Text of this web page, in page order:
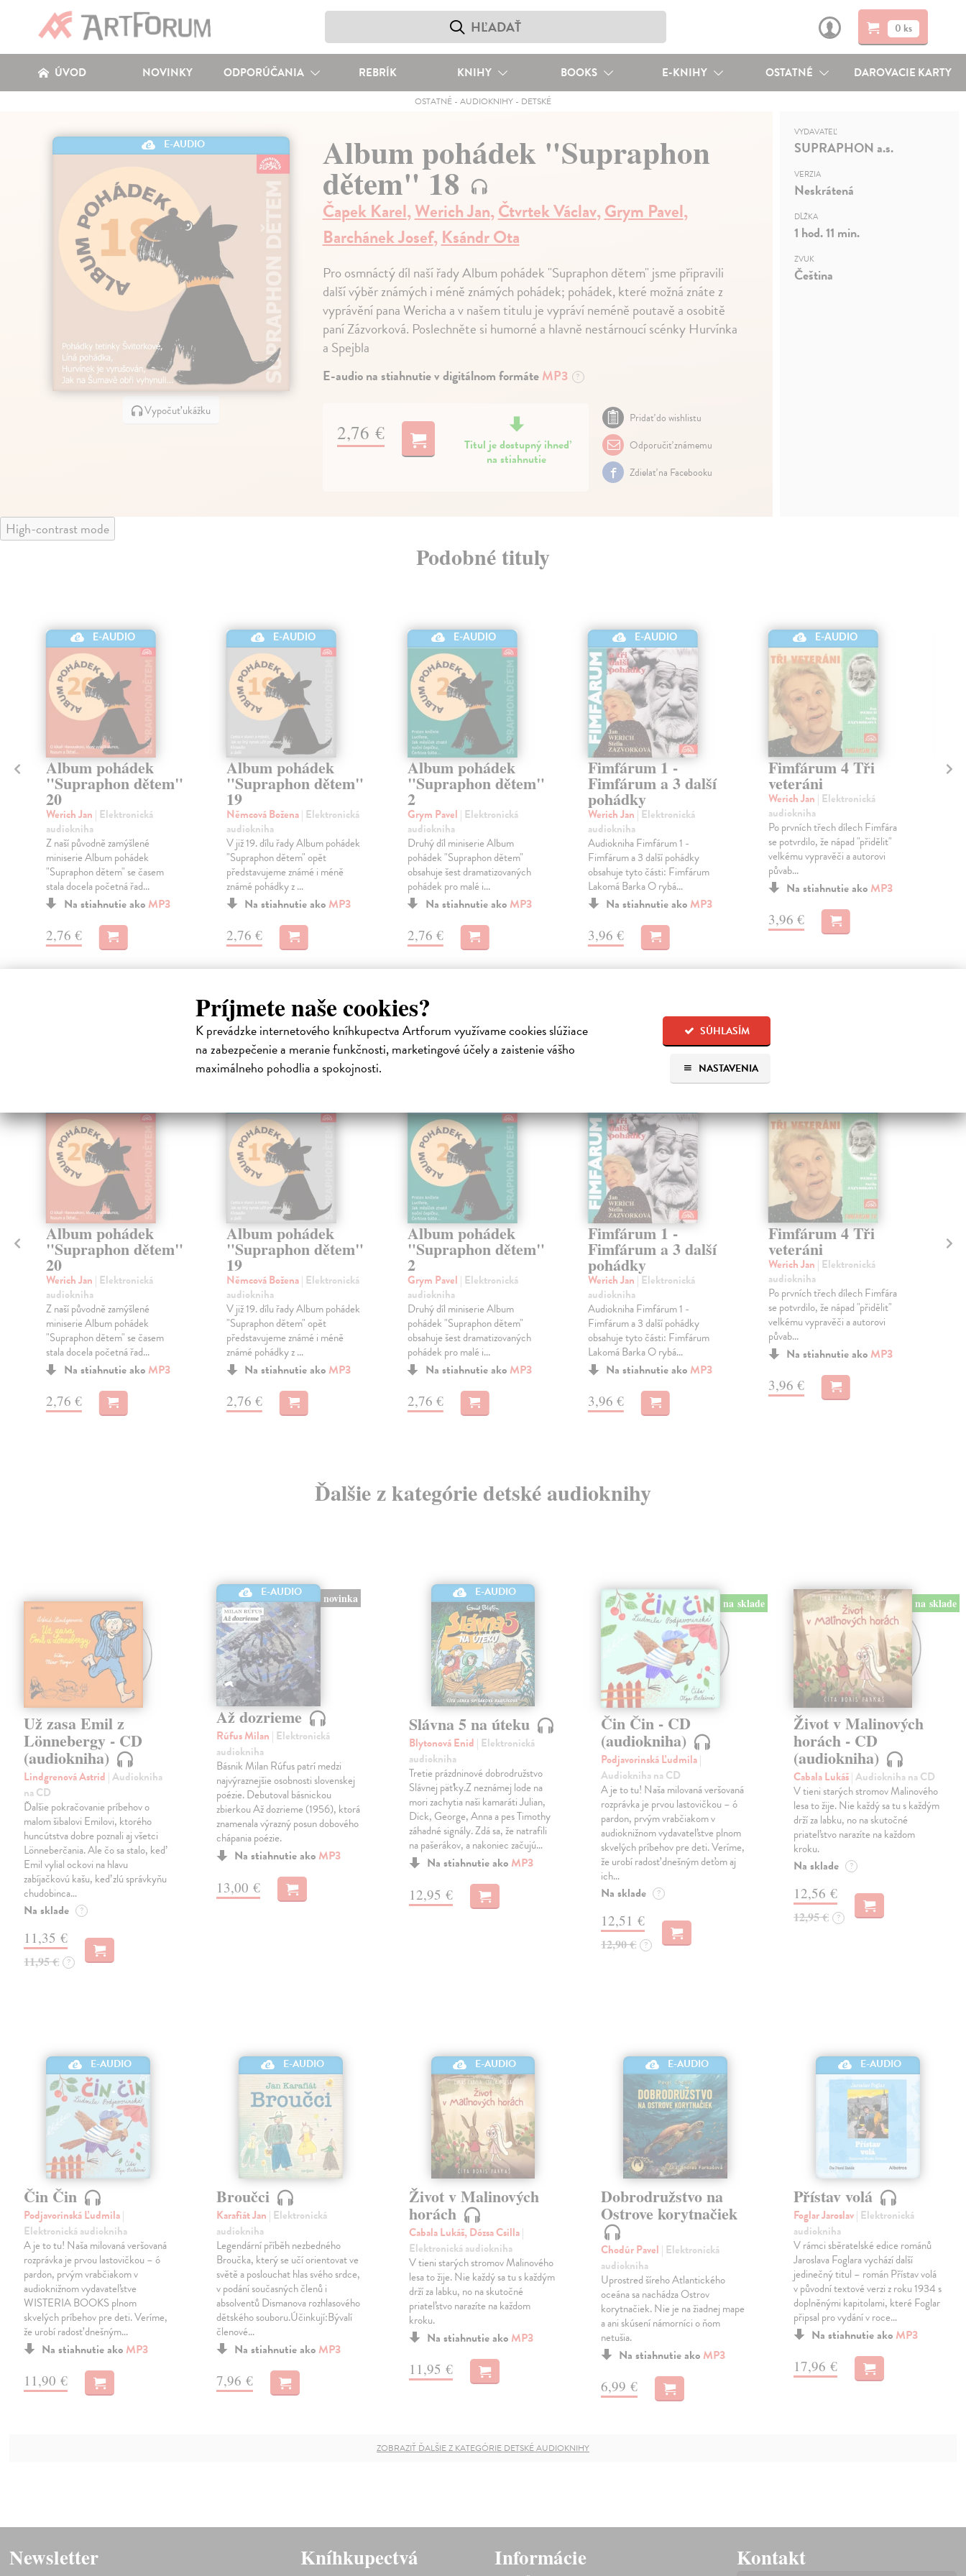
Príjmete naše cookies?
K prevádzke internetového kníhkupectva Artforum využívame cookies slúžiace
na zabezpečenie a meranie funkčnosti, marketingové účely a zaistenie vášho
maximálneho pohodlia a spokojnosti.
SÚHLASÍM
NASTAVENIA
0 ks
ÚVOD NOVINKY ODPORÚČANIA REBRÍK KNIHY BOOKS E-KNIHY OSTATNÉ DAROVACIE KARTY
OSTATNÉ- AUDIOKNIHY- DETSKÉ
E-AUDIO
Vypočuť ukážku
Album pohádek "Supraphon
dětem" 18
Čapek Karel,Werich Jan,Čtvrtek Václav,Grym Pavel,
Barchánek Josef,Ksándr Ota
Pro osmnáctý díl naší řady Album pohádek "Supraphon dětem" jsme připravili
další výběr známých i méně známých pohádek; pohádek, které možná znáte z
vyprávění pana Wericha a v našem titulu je vypráví neméně poutavě a osobitě
paní Zázvorková. Poslechněte si humorné a hlavně nestárnoucí scénky Hurvínka
a Spejbla
E-audio na stiahnutie v digitálnom formáteMP3 ?
2,76 €
Titul je dostupný ihneď
na stiahnutie
Pridať do wishlistu
Odporučiť známemu
Zdielať na Facebooku
VYDAVATEĽ
SUPRAPHON a.s.
VERZIA
Neskrátená
DĹŽKA
1 hod. 11 min.
ZVUK
Čeština
High-contrast mode
Podobné tituly
E-AUDIO
Album pohádek
"Supraphon dětem"
20
Werich Jan | Elektronická
audiokniha
Z naší původně zamýšlené
miniserie Album pohádek
"Supraphon dětem" se časem
stala docela početná řad...
Na stiahnutie ako MP3
2,76 €
E-AUDIO
Album pohádek
"Supraphon dětem"
19
Němcová Božena| Elektronická
audiokniha
V již 19. dílu řady Album pohádek
"Supraphon dětem" opět
představujeme známé i méně
známé pohádky z ...
Na stiahnutie ako MP3
2,76 €
E-AUDIO
Album pohádek
"Supraphon dětem"
2
Grym Pavel | Elektronická
audiokniha
Druhý díl miniserie Album
pohádek "Supraphon dětem"
obsahuje šest dramatizovaných
pohádek pro malé i...
Na stiahnutie ako MP3
2,76 €
E-AUDIO
Fimfárum 1 -
Fimfárum a 3 další
pohádky
Werich Jan | Elektronická
audiokniha
Audiokniha Fimfárum 1 -
Fimfárum a 3 další pohádky
obsahuje tyto části: Fimfárum
Lakomá Barka O rybá...
Na stiahnutie ako MP3
3,96 €
E-AUDIO
Fimfárum 4 Tři
veteráni
Werich Jan | Elektronická
audiokniha
Po prvních třech dílech Fimfára
se potvrdilo, že nápad "přidělit"
velkému vypravěči a autorovi
půvab...
Na stiahnutie ako MP3
3,96 €
Čitatelia s podobným vkusom si kúpili aj:
Album pohádek
"Supraphon dětem"
20
Werich Jan | Elektronická
audiokniha
Z naší původně zamýšlené
miniserie Album pohádek
"Supraphon dětem" se časem
stala docela početná řad...
Na stiahnutie ako MP3
2,76 €
Album pohádek
"Supraphon dětem"
19
Němcová Božena| Elektronická
audiokniha
V již 19. dílu řady Album pohádek
"Supraphon dětem" opět
představujeme známé i méně
známé pohádky z ...
Na stiahnutie ako MP3
2,76 €
Album pohádek
"Supraphon dětem"
2
Grym Pavel | Elektronická
audiokniha
Druhý díl miniserie Album
pohádek "Supraphon dětem"
obsahuje šest dramatizovaných
pohádek pro malé i...
Na stiahnutie ako MP3
2,76 €
Fimfárum 1 -
Fimfárum a 3 další
pohádky
Werich Jan | Elektronická
audiokniha
Audiokniha Fimfárum 1 -
Fimfárum a 3 další pohádky
obsahuje tyto části: Fimfárum
Lakomá Barka O rybá...
Na stiahnutie ako MP3
3,96 €
Fimfárum 4 Tři
veteráni
Werich Jan | Elektronická
audiokniha
Po prvních třech dílech Fimfára
se potvrdilo, že nápad "přidělit"
velkému vypravěči a autorovi
půvab...
Na stiahnutie ako MP3
3,96 €
Ďalšie z kategórie detské audioknihy
Už zasa Emil z
Lönnebergy - CD
(audiokniha)
Lindgrenová Astrid | Audiokniha
na CD
Ďalšie pokračovanie príbehov o
malom šibalovi Emilovi, ktorého
huncútstva dobre poznali aj všetci
Lönneberčania. Ale čo sa stalo, keď
Emil vylial ockovi na hlavu
zabíjačkovú kašu, keď zlú správkyňu
chudobinca…
Na sklade ?
11,35 €
11,95 € ?
E-AUDIO novinka
Až dozrieme
Rúfus Milan | Elektronická
audiokniha
Básnik Milan Rúfus patrí medzi
najvýraznejšie osobnosti slovenskej
poézie. Debutoval básnickou
zbierkou Až dozrieme (1956), ktorá
znamenala výrazný posun dobového
chápania poézie.
Na stiahnutie ako MP3
13,00 €
E-AUDIO
Slávna 5 na úteku
Blytonová Enid | Elektronická
audiokniha
Tretie prázdninové dobrodružstvo
Slávnej päťky.Z neznámej lode na
mori zachytia naši kamaráti Julian,
Dick, George, Anna a pes Timothy
záhadné signály. Zdá sa, že natrafili
na pašerákov, a nakoniec začujú…
Na stiahnutie ako MP3
12,95 €
na sklade
Čin Čin - CD
(audiokniha)
Podjavorinská Ľudmila|
Audiokniha na CD
A je to tu! Naša milovaná veršovaná
rozprávka je prvou lastovičkou – ó
pardon, prvým vrabčiakom v
audioknižnom vydavateľstve plnom
skvelých príbehov pre deti. Veríme,
že urobí radosť dnešným deťom aj
ich…
Na sklade ?
12,51 €
12,90 € ?
na sklade
Život v Malinových
horách - CD
(audiokniha)
Cabala Lukáš| Audiokniha na CD
V tieni starých stromov Malinového
lesa to žije. Nie každý sa tu s každým
drží za labku, no na skutočné
priateľstvo narazíte na každom
kroku.
Na sklade ?
12,56 €
12,95 € ?
E-AUDIO
Čin Čin
Podjavorinská Ľudmila|
Elektronická audiokniha
A je to tu! Naša milovaná veršovaná
rozprávka je prvou lastovičkou – ó
pardon, prvým vrabčiakom v
audioknižnom vydavateľstve
WISTERIA BOOKS plnom
skvelých príbehov pre deti. Veríme,
že urobí radosť dnešným…
Na stiahnutie ako MP3
11,90 €
E-AUDIO
Broučci
Karafiát Jan | Elektronická
audiokniha
Legendární příběh nezbedného
Broučka, který se učí orientovat ve
světě a poslouchat hlas svého srdce,
v podání současných členů i
absolventů Dismanova rozhlasového
dětského souboru.Účinkují:Bývalí
členové…
Na stiahnutie ako MP3
7,96 €
E-AUDIO
Život v Malinových
horách
Cabala Lukáš, Dózsa Csilla|
Elektronická audiokniha
V tieni starých stromov Malinového
lesa to žije. Nie každý sa tu s každým
drží za labku, no na skutočné
priateľstvo narazíte na každom
kroku.
Na stiahnutie ako MP3
11,95 €
E-AUDIO
Dobrodružstvo na
Ostrove korytnačiek
Chodúr Pavel | Elektronická
audiokniha
Uprostred šíreho Atlantického
oceána sa nachádza Ostrov
korytnačiek. Nie je na žiadnej mape
a ani skúsení námorníci o ňom
netušia.
Na stiahnutie ako MP3
6,99 €
E-AUDIO
Přístav volá
Foglar Jaroslav| Elektronická
audiokniha
V rámci sběratelské edice románů
Jaroslava Foglara vychází další
jedinečný titul – román Přístav volá
v původní textové verzi z roku 1934 s
doplněnými kapitolami, které Foglar
připsal pro vydání v roce…
Na stiahnutie ako MP3
17,96 €
ZOBRAZIŤ ĎALŠIE Z KATEGÓRIE DETSKÉ AUDIOKNIHY
Newsletter Kníhkupectvá Informácie Kontakt